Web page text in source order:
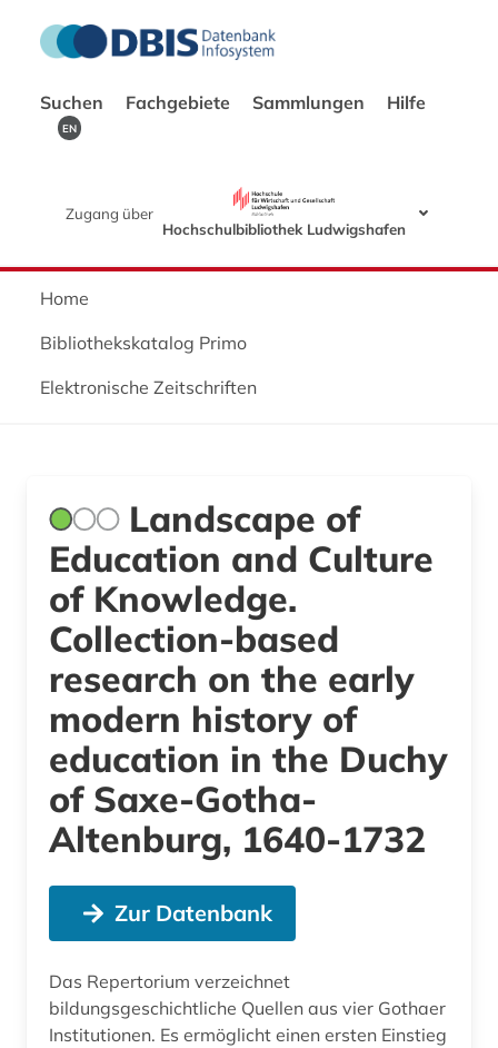
Suchen Fachgebiete Sammlungen Hilfe
EN
Zugang über
Hochschulbibliothek Ludwigshafen
Home
Bibliothekskatalog Primo
Elektronische Zeitschriften
Landscape of
Education and Culture
of Knowledge.
Collection-based
research on the early
modern history of
education in the Duchy
of Saxe-Gotha-
Altenburg, 1640-1732
Zur Datenbank
Das Repertorium verzeichnet
bildungsgeschichtliche Quellen aus vier Gothaer
Institutionen. Es ermöglicht einen ersten Einstieg